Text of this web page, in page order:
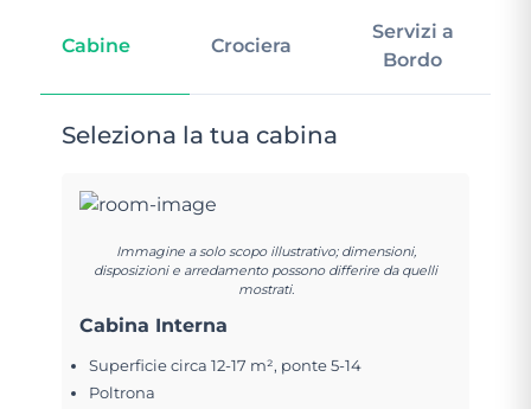
Cabine Crociera
Servizi a
Bordo
Seleziona la tua cabina
Immagine a solo scopo illustrativo; dimensioni,
disposizioni e arredamento possono differire da quelli
mostrati.
Cabina Interna
Superficie circa 12-17 m², ponte 5-14
Poltrona